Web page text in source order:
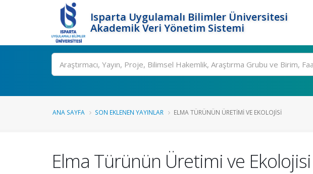
Isparta Uygulamalı Bilimler Üniversitesi
Akademik Veri Yönetim Sistemi
Ara
ANA SAYFA SON EKLENEN YAYINLAR ELMA TÜRÜNÜN ÜRETIMI VE EKOLOJISI
Elma Türünün Üretimi ve Ekolojisi